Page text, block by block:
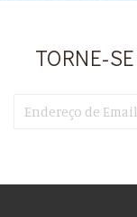
TORNE-